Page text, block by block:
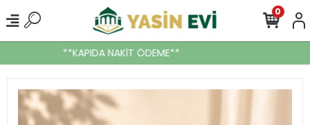
**KAPIDA NAKİT ÖDEME**
0